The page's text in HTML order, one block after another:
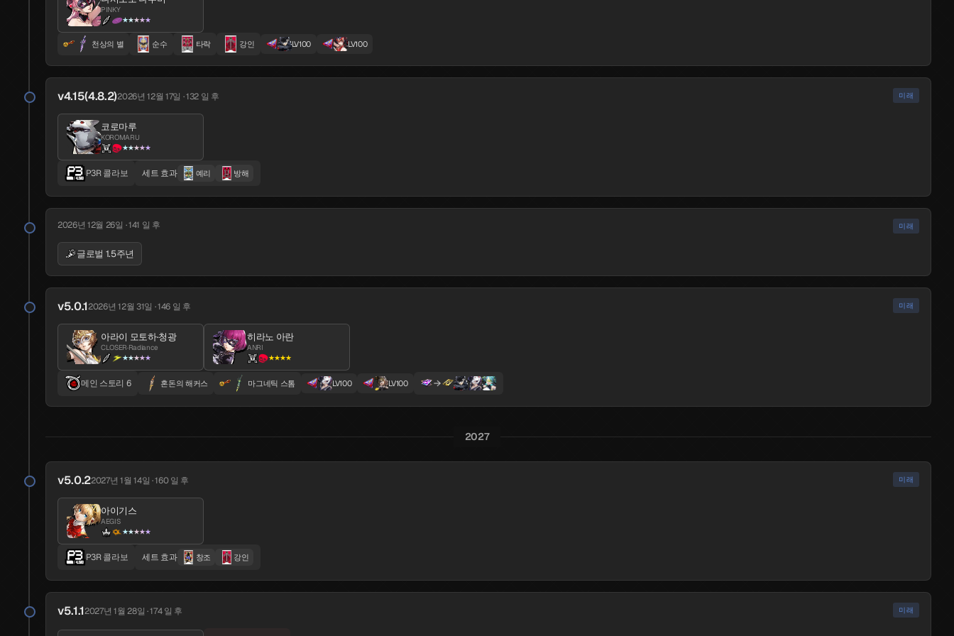
아라이 모토하·여름
CLOSER·Tropical
★★★★★
여름 이벤트
v2.22025년 10월 9일 · 302 일 전
노게 토모코·여름
MOKO·Seaside
★★★★★
여름 이벤트
2025년 10월 12일 · 299 일 전
CN 1.5주년
v2.32025년 10월 23일 · 288 일 전
키타자토 키라
MESSA
★★★★★
쿠 훌린
메인 스토리 3-2 망자의 눈
v2.42025년 11월 6일 · 274 일 전 출시됨
★★★★★
P5 콜라보
v2.52025년 11월 25일 · 255 일 전 출시됨
PINKY
★★★★★
천상의 별 순수 타락 강인 LV100 LV100
v4.15(4.8.2)2026년 12월 17일 · 132 일 후 미래
코로마루
KOROMARU
★★★★★
P3R 콜라보 세트 효과 예리 방해
2026년 12월 26일 · 141 일 후 미래
글로벌 1.5주년
v5.0.12026년 12월 31일 · 146 일 후 미래
아라이 모토하·청광
CLOSER·Radiance
★★★★★
히라노 아란
ANRI
★★★★
메인 스토리 6 혼돈의 해커스 마그네틱 스톰 LV100 LV100
2027
v5.0.22027년 1월 14일 · 160 일 후 미래
아이기스
AEGIS
★★★★★
P3R 콜라보 세트 효과 창조 강인
v5.1.12027년 1월 28일 · 174 일 후 미래